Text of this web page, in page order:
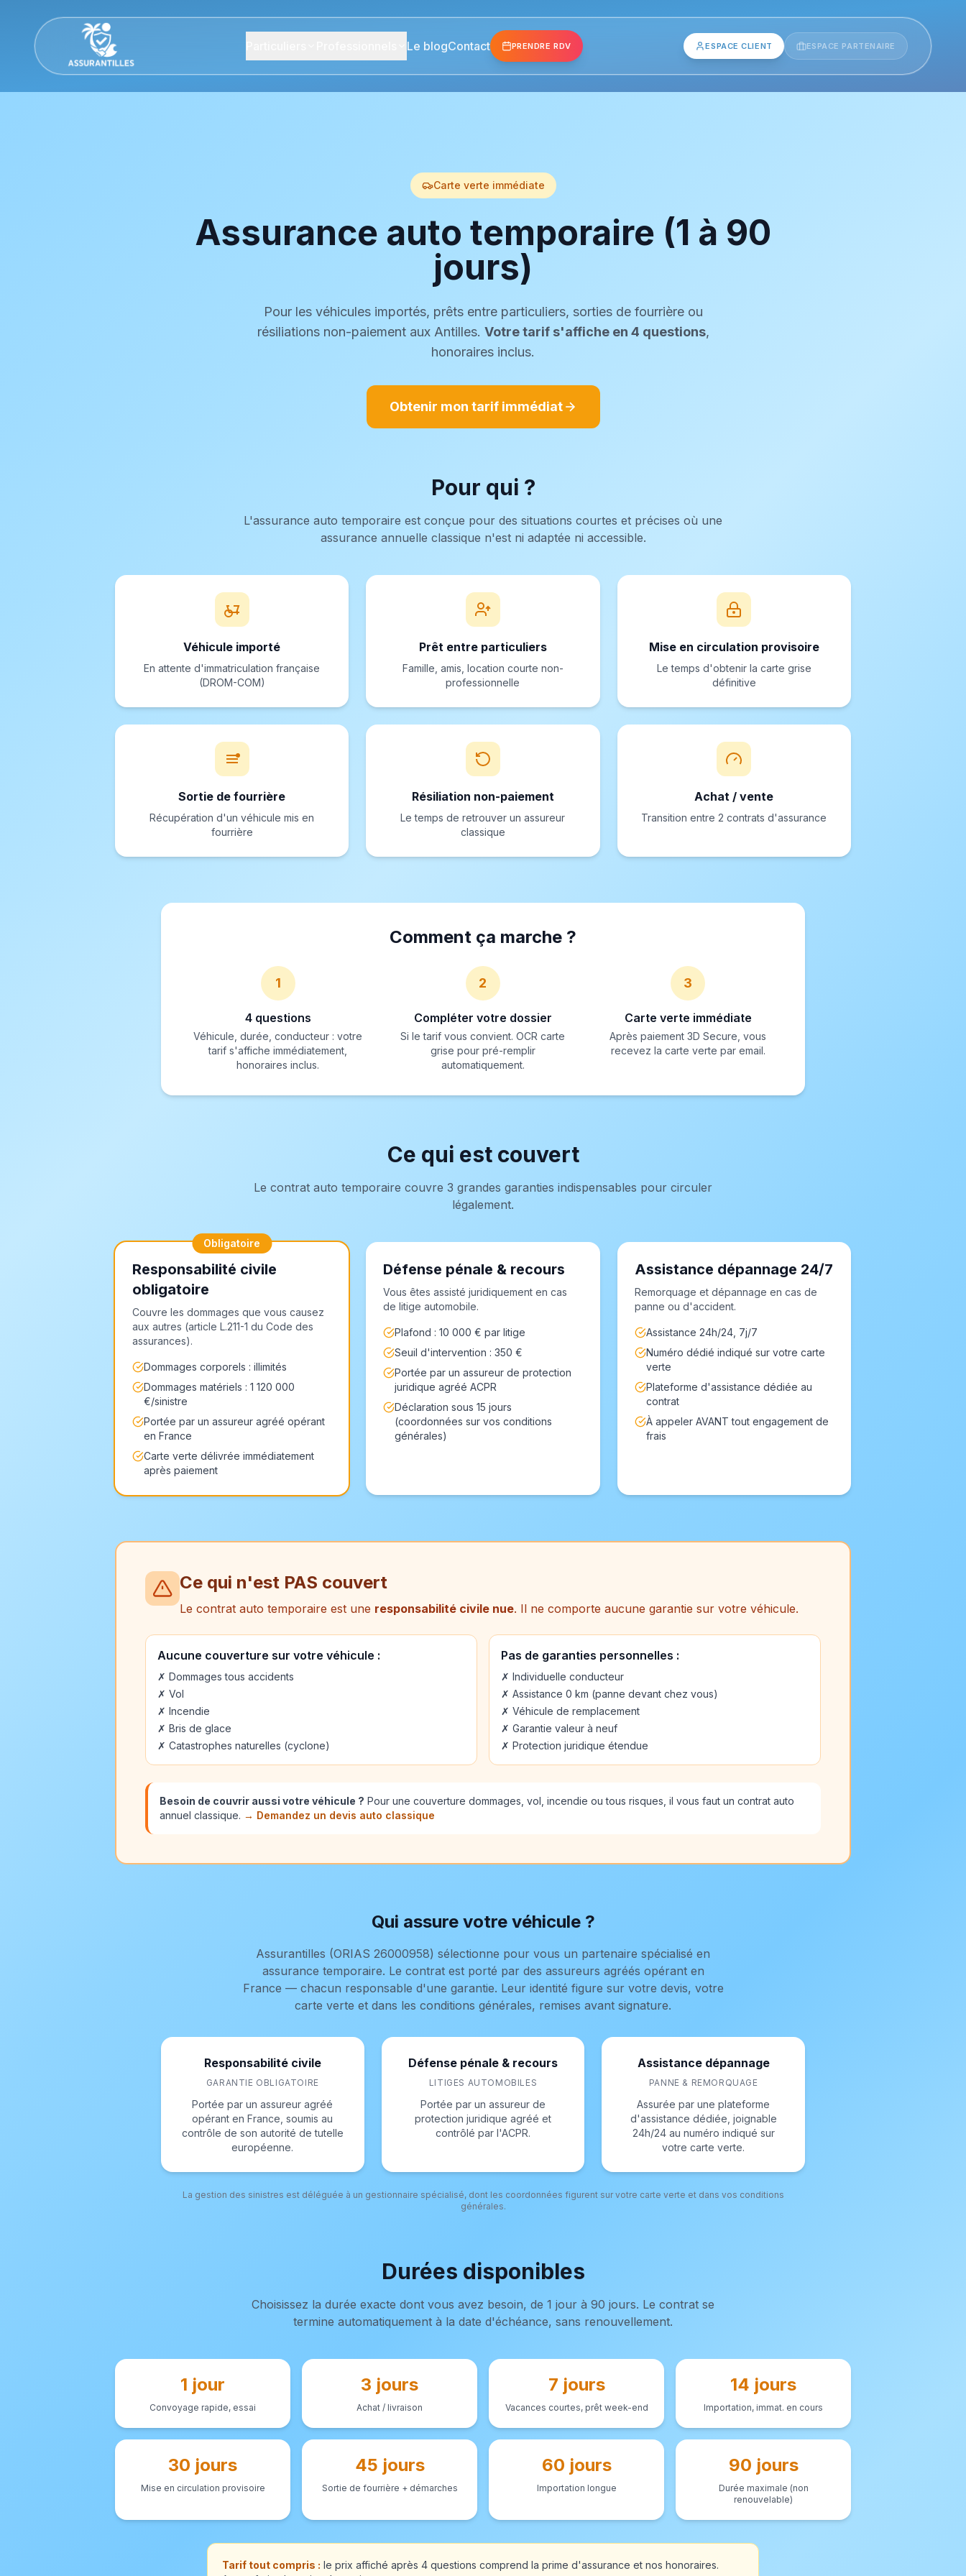
Le blogContact PRENDRE RDV ESPACE CLIENT ESPACE PARTENAIRE
Carte verte immédiate
Assurance auto temporaire (1 à 90
jours)
Pour les véhicules importés, prêts entre particuliers, sorties de fourrière ou
résiliations non-paiement aux Antilles. Votre tarif s'affiche en 4 questions,
honoraires inclus.
Obtenir mon tarif immédiat
Pour qui ?
L'assurance auto temporaire est conçue pour des situations courtes et précises où une
assurance annuelle classique n'est ni adaptée ni accessible.
Véhicule importé
En attente d'immatriculation française
(DROM-COM)
Prêt entre particuliers
Famille, amis, location courte non-
professionnelle
Mise en circulation provisoire
Le temps d'obtenir la carte grise
définitive
Sortie de fourrière
Récupération d'un véhicule mis en
fourrière
Résiliation non-paiement
Le temps de retrouver un assureur
classique
Achat / vente
Transition entre 2 contrats d'assurance
Comment ça marche ?
1
4 questions
Véhicule, durée, conducteur : votre
tarif s'affiche immédiatement,
honoraires inclus.
2
Compléter votre dossier
Si le tarif vous convient. OCR carte
grise pour pré-remplir
automatiquement.
3
Carte verte immédiate
Après paiement 3D Secure, vous
recevez la carte verte par email.
Ce qui est couvert
Le contrat auto temporaire couvre 3 grandes garanties indispensables pour circuler
légalement.
Obligatoire
Responsabilité civile
obligatoire
Couvre les dommages que vous causez
aux autres (article L.211-1 du Code des
assurances).
Dommages corporels : illimités
Dommages matériels : 1 120 000
€/sinistre
Portée par un assureur agréé opérant
en France
Carte verte délivrée immédiatement
après paiement
Défense pénale & recours
Vous êtes assisté juridiquement en cas
de litige automobile.
Plafond : 10 000 € par litige
Seuil d'intervention : 350 €
Portée par un assureur de protection
juridique agréé ACPR
Déclaration sous 15 jours
(coordonnées sur vos conditions
générales)
Assistance dépannage 24/7
Remorquage et dépannage en cas de
panne ou d'accident.
Assistance 24h/24, 7j/7
Numéro dédié indiqué sur votre carte
verte
Plateforme d'assistance dédiée au
contrat
À appeler AVANT tout engagement de
frais
Ce qui n'est PAS couvert
Le contrat auto temporaire est une responsabilité civile nue. Il ne comporte aucune garantie sur votre véhicule.
Aucune couverture sur votre véhicule :
✗ Dommages tous accidents
✗ Vol
✗ Incendie
✗ Bris de glace
✗ Catastrophes naturelles (cyclone)
Pas de garanties personnelles :
✗ Individuelle conducteur
✗ Assistance 0 km (panne devant chez vous)
✗ Véhicule de remplacement
✗ Garantie valeur à neuf
✗ Protection juridique étendue
Besoin de couvrir aussi votre véhicule ? Pour une couverture dommages, vol, incendie ou tous risques, il vous faut un contrat auto
annuel classique. → Demandez un devis auto classique
Qui assure votre véhicule ?
Assurantilles (ORIAS 26000958) sélectionne pour vous un partenaire spécialisé en
assurance temporaire. Le contrat est porté par des assureurs agréés opérant en
France — chacun responsable d'une garantie. Leur identité figure sur votre devis, votre
carte verte et dans les conditions générales, remises avant signature.
Responsabilité civile
GARANTIE OBLIGATOIRE
Portée par un assureur agréé
opérant en France, soumis au
contrôle de son autorité de tutelle
européenne.
Défense pénale & recours
LITIGES AUTOMOBILES
Portée par un assureur de
protection juridique agréé et
contrôlé par l'ACPR.
Assistance dépannage
PANNE & REMORQUAGE
Assurée par une plateforme
d'assistance dédiée, joignable
24h/24 au numéro indiqué sur
votre carte verte.
La gestion des sinistres est déléguée à un gestionnaire spécialisé, dont les coordonnées figurent sur votre carte verte et dans vos conditions
générales.
Durées disponibles
Choisissez la durée exacte dont vous avez besoin, de 1 jour à 90 jours. Le contrat se
termine automatiquement à la date d'échéance, sans renouvellement.
1 jour
Convoyage rapide, essai
3 jours
Achat / livraison
7 jours
Vacances courtes, prêt week-end
14 jours
Importation, immat. en cours
30 jours
Mise en circulation provisoire
45 jours
Sortie de fourrière + démarches
60 jours
Importation longue
90 jours
Durée maximale (non
renouvelable)
Tarif tout compris : le prix affiché après 4 questions comprend la prime d'assurance et nos honoraires.